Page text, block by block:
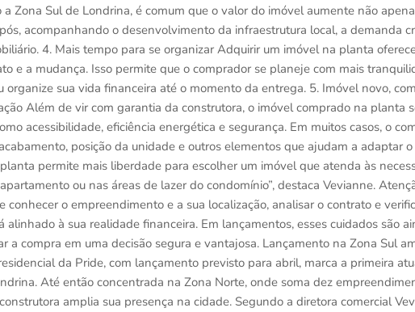
a Zona Sul de Londrina, é comum que o valor do imóvel aumente não
acompanhando o desenvolvimento da infraestrutura local, a demanda
4. Mais tempo para se organizar Adquirir um imóvel na planta
e a mudança. Isso permite que o comprador se planeje com mais
organize sua vida financeira até o momento da entrega. 5. Imóvel novo,
Além de vir com garantia da construtora, o imóvel comprado na planta
acessibilidade, eficiência energética e segurança. Em muitos casos, o
posição da unidade e outros elementos que ajudam a adaptar o
permite mais liberdade para escolher um imóvel que atenda às
ou nas áreas de lazer do condomínio”, destaca Vevianne.
conhecer o empreendimento e a sua localização, analisar o contrato e
à sua realidade financeira. Em lançamentos, esses cuidados são
a compra em uma decisão segura e vantajosa. Lançamento na Zona Sul
da Pride, com lançamento previsto para abril, marca a primeira
Até então concentrada na Zona Norte, onde soma dez
amplia sua presença na cidade. Segundo a diretora comercial